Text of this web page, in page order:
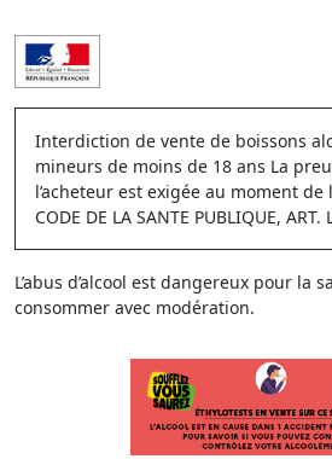
Interdiction de vente de boissons
mineurs de moins de 18 ans La
l’acheteur est exigée au moment
CODE DE LA SANTE PUBLIQUE,
L’abus d’alcool est dangereux pour la
consommer avec modération.